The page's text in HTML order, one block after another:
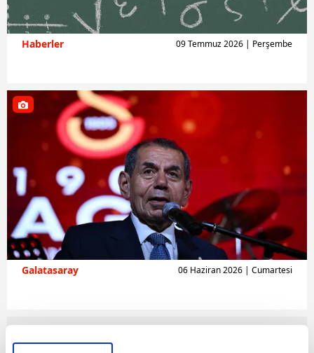
Haberler 09 Temmuz 2026 | Perşembe
Galatasaray 06 Haziran 2026 | Cumartesi